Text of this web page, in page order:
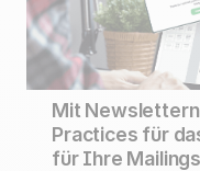
Mit
Practices für
für Ihre Mailings